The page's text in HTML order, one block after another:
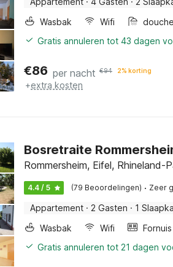
Wasbak
Wifi douche
Gratis annuleren tot 43 dagen
€86 per nacht €94 2% korting
+extra kosten
Bosretraite
Rommersheim, Eifel, Rhineland-
4.4 / 5 (79 Beoordelingen) · Zeer
Appartement · 2 Gasten · 1
Wasbak
Wifi Fornuis
Gratis annuleren tot 21 dagen